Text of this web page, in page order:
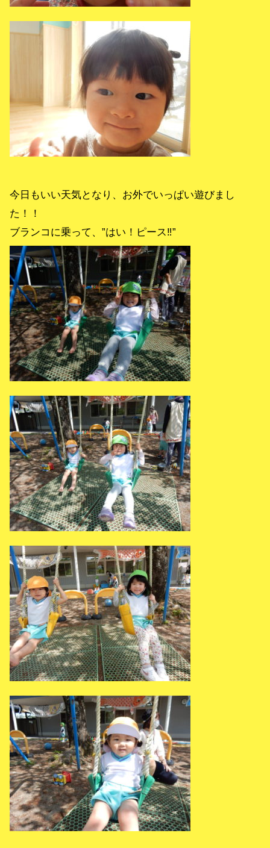
今日もいい天気となり、お外でいっぱい遊びまし
た！！
ブランコに乗って、”はい！ピース‼”